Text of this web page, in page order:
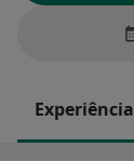
Experiência